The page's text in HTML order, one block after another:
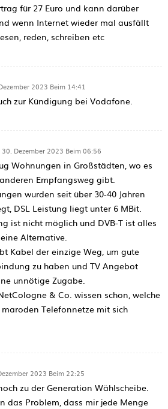
für 27 Euro und kann darüber
wenn Internet wieder mal ausfällt
reden, schreiben etc
2023 Beim 14:41
zur Kündigung bei Vodafone.
30. Dezember 2023 Beim 06:56
Wohnungen in Großstädten, wo es
Empfangsweg gibt.
wurden seit über 30-40 Jahren
DSL Leistung liegt unter 6 MBit.
ist nicht möglich und DVB-T ist alles
Alternative.
Kabel der einzige Weg, um gute
zu haben und TV Angebot
unnötige Zugabe.
& Co. wissen schon, welche
Telefonnetze mit sich
2023 Beim 22:25
zu der Generation Wählscheibe.
das Problem, dass mir jede Menge